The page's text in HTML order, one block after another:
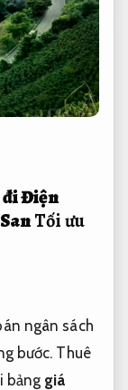
đi Điện
Tối ưu
ngân sách
bước. Thuê
bảng giá